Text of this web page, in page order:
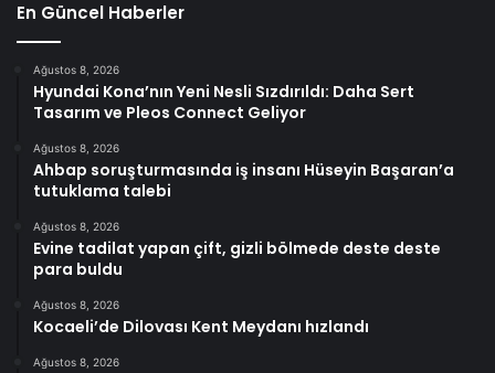
En Güncel Haberler
Ağustos 8, 2026
Hyundai Kona’nın Yeni Nesli Sızdırıldı: Daha Sert
Tasarım ve Pleos Connect Geliyor
Ağustos 8, 2026
Ahbap soruşturmasında iş insanı Hüseyin Başaran’a
tutuklama talebi
Ağustos 8, 2026
Evine tadilat yapan çift, gizli bölmede deste deste
para buldu
Ağustos 8, 2026
Kocaeli’de Dilovası Kent Meydanı hızlandı
Ağustos 8, 2026